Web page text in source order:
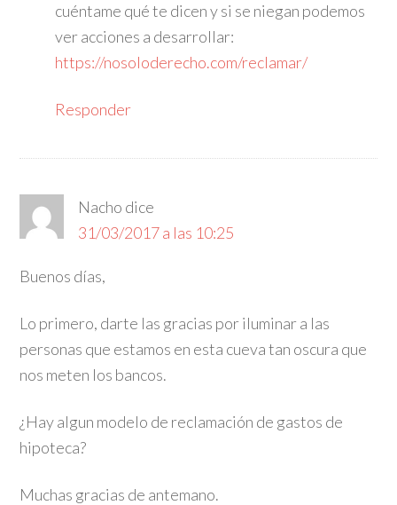
cuéntame qué te dicen y si se niegan podemos
ver acciones a desarrollar:
https://nosoloderecho.com/reclamar/
Responder
Nacho dice
31/03/2017 a las 10:25
Buenos días,
Lo primero, darte las gracias por iluminar a las
personas que estamos en esta cueva tan oscura que
nos meten los bancos.
¿Hay algun modelo de reclamación de gastos de
hipoteca?
Muchas gracias de antemano.